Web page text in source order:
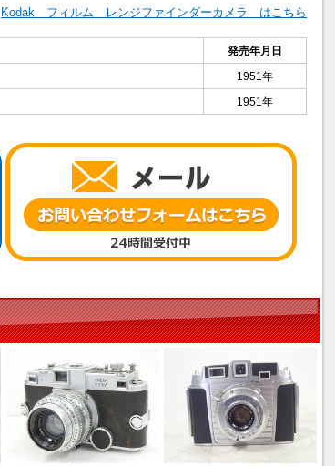
Kodak フィルム レンジファインダーカメラ はこちら
発売年月日
1951年
1951年